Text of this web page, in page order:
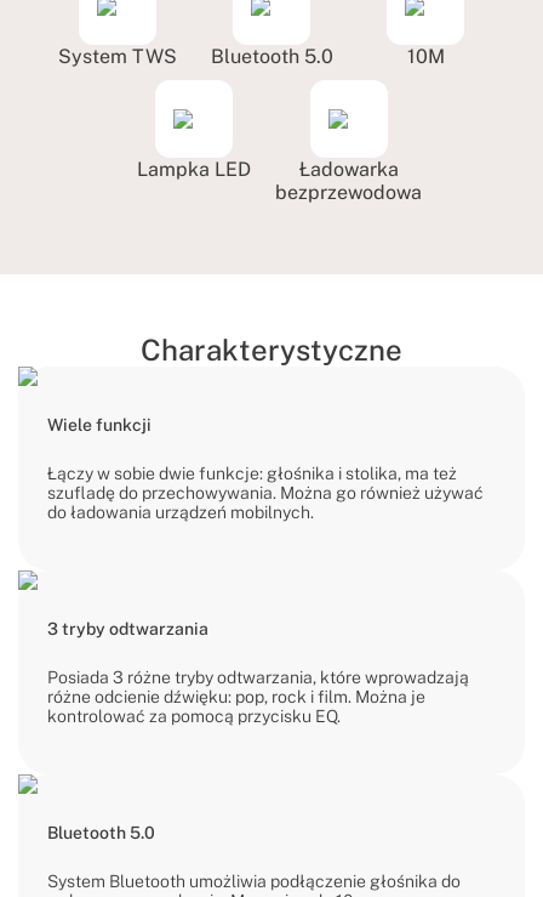
System TWS Bluetooth 5.0 10M
Lampka LED
Ładowarka
bezprzewodowa
Charakterystyczne
Wiele funkcji
Łączy w sobie dwie funkcje: głośnika i stolika, ma też
szufladę do przechowywania. Można go również używać
do ładowania urządzeń mobilnych.
3 tryby odtwarzania
Posiada 3 różne tryby odtwarzania, które wprowadzają
różne odcienie dźwięku: pop, rock i film. Można je
kontrolować za pomocą przycisku EQ.
Bluetooth 5.0
System Bluetooth umożliwia podłączenie głośnika do